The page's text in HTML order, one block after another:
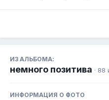
ИЗ АЛЬБОМА:
немного позитива ·
ИНФОРМАЦИЯ О ФОТО